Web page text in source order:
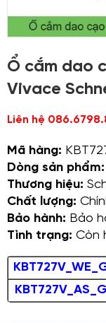
Ổ cắm dao
Vivace
Liên hệ
Mã hàng:
Dòng sản phẩm:
Thương hiệu:
Chất lượng:
Bảo hành: Bảo
Tình trạng: Còn